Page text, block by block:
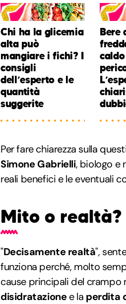
Chi ha la glicemia
alta può
mangiare i fichi? I
consigli
dell’esperto e le
quantità
suggerite
Bere
Per fare chiarezza sulla
Simone Gabrielli, biologo e
reali benefici e le eventuali
Mito o realtà?
"Decisamente realtà",
funziona perché, molto
cause principali del crampo
disidratazionee la perdita